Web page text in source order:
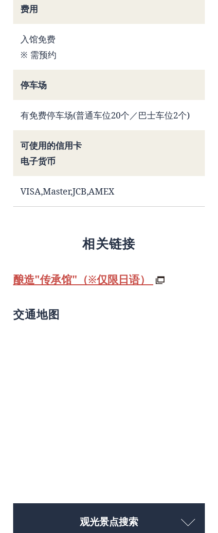
费用
入馆免费
※ 需预约
停车场
有免费停车场(普通车位20个／巴士车位2个)
可使用的信用卡
电子货币
VISA,Master,JCB,AMEX
相关链接
酿造"传承馆"（※仅限日语）
交通地图
观光景点搜索